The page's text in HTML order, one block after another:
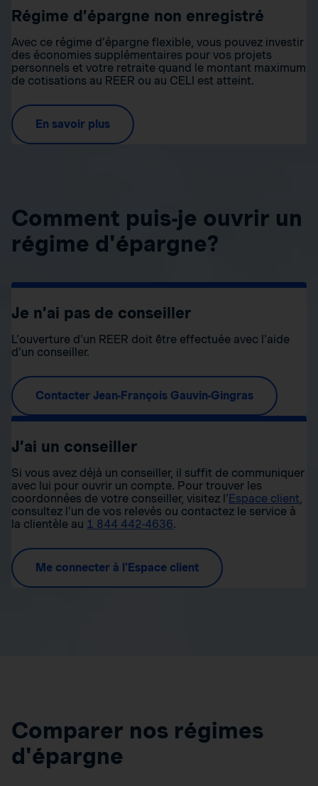
Régime d’épargne non enregistré
Avec ce régime d’épargne flexible, vous pouvez investir
des économies supplémentaires pour vos projets
personnels et votre retraite quand le montant maximum
de cotisations au REER ou au CELI est atteint.
En savoir plus
Comment puis-je ouvrir un
régime d'épargne?
Je n’ai pas de conseiller
L'ouverture d'un REER doit être effectuée avec l'aide
d'un conseiller.
Contacter Jean-François Gauvin-Gingras
J’ai un conseiller
Si vous avez déjà un conseiller, il suffit de communiquer
avec lui pour ouvrir un compte. Pour trouver les
coordonnées de votre conseiller, visitez l' Espace client,
consultez l'un de vos relevés ou contactez le service à
la clientèle au 1 844 442-4636.
Me connecter à l'Espace client
Comparer nos régimes
d'épargne